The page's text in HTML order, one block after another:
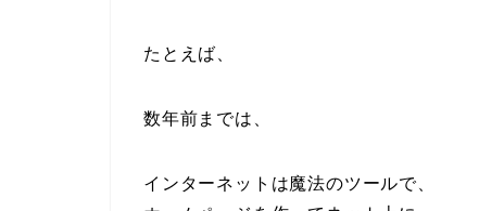
たとえば、
数年前までは、
インターネットは魔法のツールで、